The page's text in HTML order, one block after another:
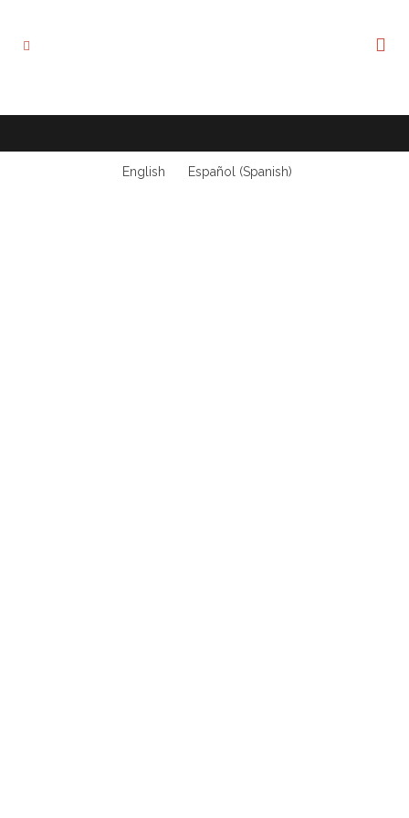
English Español (Spanish)